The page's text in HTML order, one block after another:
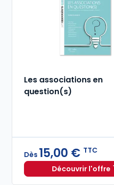
Les associations en
question(s)
Dès 15,00 € TTC
Découvrir l'offre
Les